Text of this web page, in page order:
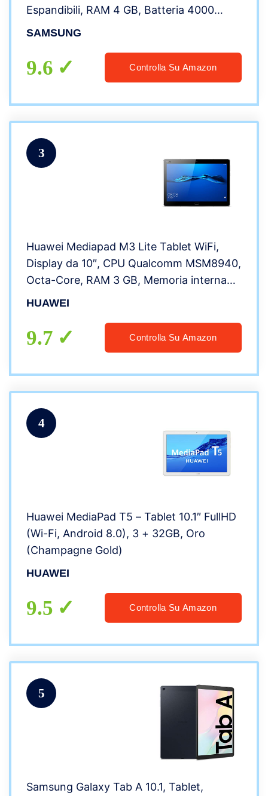
Espandibili, RAM 4 GB, Batteria 4000
mAh, 4G, Dual Sim, Android 9 Pie,
SAMSUNG
9.6 Controlla Su Amazon
3
Huawei Mediapad M3 Lite Tablet WiFi,
Display da 10″, CPU Qualcomm MSM8940,
Octa-Core, RAM 3 GB, Memoria interna
32 GB, Grigio [Space Gray]
HUAWEI
9.7 Controlla Su Amazon
4
Huawei MediaPad T5 – Tablet 10.1″ FullHD
(Wi-Fi, Android 8.0), 3 + 32GB, Oro
(Champagne Gold)
HUAWEI
9.5 Controlla Su Amazon
5
Samsung Galaxy Tab A 10.1, Tablet,